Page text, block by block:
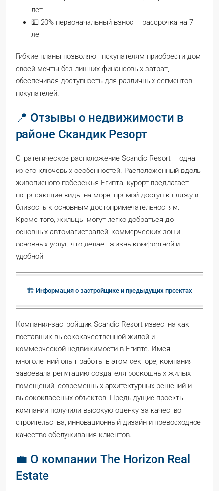
лет
💵 20% первоначальный взнос – рассрочка на 7
лет
Гибкие планы позволяют покупателям приобрести дом
своей мечты без лишних финансовых затрат,
обеспечивая доступность для различных сегментов
покупателей.
📍 Отзывы о недвижимости в
районе Скандик Резорт
Стратегическое расположение Scandic Resort – одна
из его ключевых особенностей. Расположенный вдоль
живописного побережья Египта, курорт предлагает
потрясающие виды на море, прямой доступ к пляжу и
близость к основным достопримечательностям.
Кроме того, жильцы могут легко добраться до
основных автомагистралей, коммерческих зон и
основных услуг, что делает жизнь комфортной и
удобной.
🏗️ Информация о застройщике и предыдущих проектах
Компания-застройщик Scandic Resort известна как
поставщик высококачественной жилой и
коммерческой недвижимости в Египте. Имея
многолетний опыт работы в этом секторе, компания
завоевала репутацию создателя роскошных жилых
помещений, современных архитектурных решений и
высококлассных объектов. Предыдущие проекты
компании получили высокую оценку за качество
строительства, инновационный дизайн и превосходное
качество обслуживания клиентов.
💼 О компании The Horizon Real
Estate